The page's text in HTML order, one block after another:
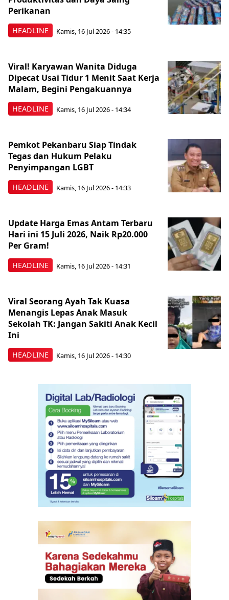
HEADLINE
Perikanan
Kamis, 16 Jul 2026 - 14:35
HEADLINE
Viral! Karyawan Wanita Diduga
Dipecat Usai Tidur 1 Menit Saat Kerja
Malam, Begini Pengakuannya
Kamis, 16 Jul 2026 - 14:34
HEADLINE
Pemkot Pekanbaru Siap Tindak
Tegas dan Hukum Pelaku
Penyimpangan LGBT
Kamis, 16 Jul 2026 - 14:33
HEADLINE
Update Harga Emas Antam Terbaru
Hari ini 15 Juli 2026, Naik Rp20.000
Per Gram!
Kamis, 16 Jul 2026 - 14:31
HEADLINE
Viral Seorang Ayah Tak Kuasa
Menangis Lepas Anak Masuk
Sekolah TK: Jangan Sakiti Anak Kecil
Ini
Kamis, 16 Jul 2026 - 14:30